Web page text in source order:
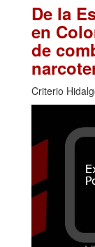
De la
en
de
Criterio